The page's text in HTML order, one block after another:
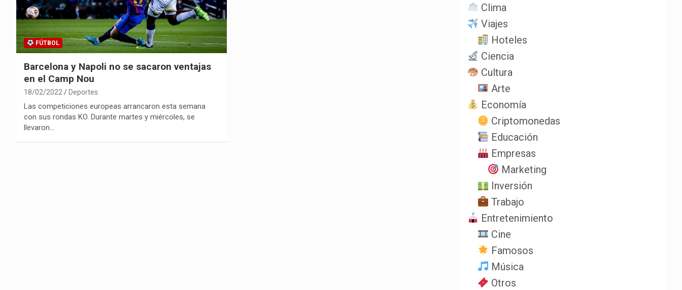
FÚTBOL
Barcelona y Napoli no se sacaron ventajas
en el Camp Nou
18/02/2022 Deportes
Las competiciones europeas arrancaron esta semana
con sus rondas KO. Durante martes y miércoles, se
llevaron…
Clima
Viajes
Hoteles
Ciencia
Cultura
Arte
Economía
Criptomonedas
Educación
Empresas
Marketing
Inversión
Trabajo
Entretenimiento
Cine
Famosos
Música
Otros